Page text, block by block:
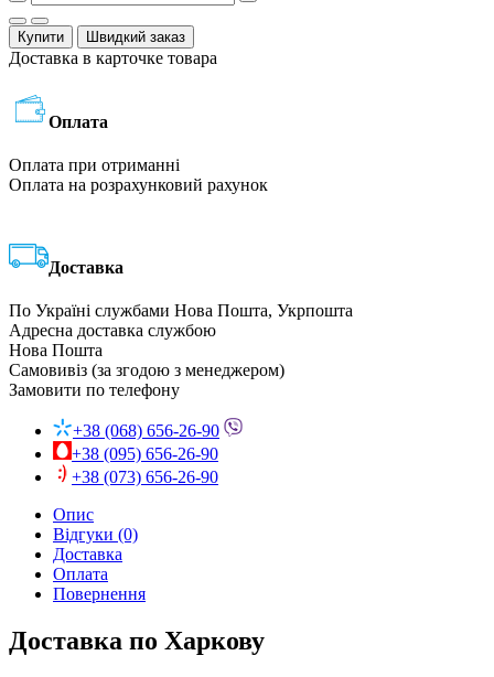
Купити Швидкий заказ
Доставка в карточке товара
Оплата
Оплата при отриманні
Оплата на розрахунковий рахунок
Доставка
По Україні службами Нова Пошта, Укрпошта
Адресна доставка службою
Нова Пошта
Самовивіз (за згодою з менеджером)
Замовити по телефону
+38 (068) 656-26-90
+38 (095) 656-26-90
+38 (073) 656-26-90
Опис
Відгуки (0)
Доставка
Оплата
Повернення
Доставка по Харкову